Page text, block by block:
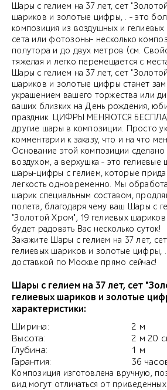
Шары с гелием на 37 лет, сет
шариков и золотые цифры, . - это
композиция из воздушных и
сета или фотозоны- несколько
полутора и до двух метров (см.
тяжелая и легко перемещается с
Шары с гелием на 37 лет, сет
шариков и золотые цифры станет
украшением вашего торжества или
ваших близких на День рождения,
праздник. ЦИФРЫ МЕНЯЮТСЯ
другие шары в композиции. Просто
комментарии к заказу, что и на что
Основание этой композиции
воздухом, а верхушка - это
шары-цифры с гелием, которые
легкость одновременно. Мы
шарик специальным составом,
полета, благодаря чему ваш Шары с
"Золотой Хром", 19 гелиевых
будет радовать Вас несколько суток!
Закажите Шары с гелием на 37 лет,
гелиевых шариков и золотые цифры,
доставкой по Москве прямо сейчас!
Шары с гелием на 37 лет, сет
гелиевых шариков и золотые
характеристики:
Ширина:
Высота:
Глубина:
Гарантия:
2 м
2 м 20
1 м
36
Композиция изготовлена вручную,
вид могут отличаться от приведенных.